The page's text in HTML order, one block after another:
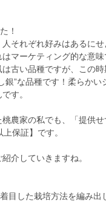
！
それぞれ好みはあるに
マーケティング的な意
古い品種ですが、この
銀”な品種です！柔らかい
す。
農家の私でも、「提供せ
保証】です。
介していきますね。
目した栽培方法を編み出